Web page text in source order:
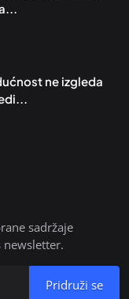
ne izgleda
sadržaje
newsletter.
Pridruži se